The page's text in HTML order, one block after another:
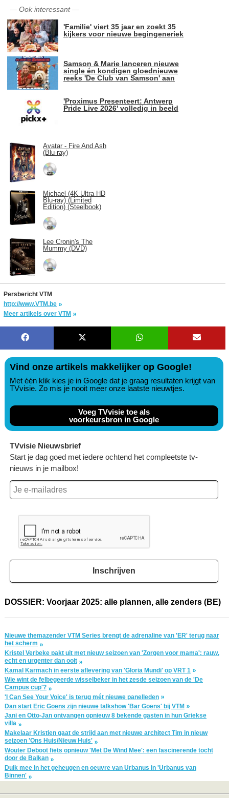
— Ook interessant—
'Familie' viert 35 jaar en zoekt 35
kijkers voor nieuwe begingeneriek
Samson & Marie lanceren nieuwe
single én kondigen gloednieuwe
reeks 'De Club van Samson' aan
'Proximus Presenteert: Antwerp
Pride Live 2026' volledig in beeld
Avatar - Fire And Ash
(Blu-ray)
Michael (4K Ultra HD
Blu-ray) (Limited
Edition) (Steelbook)
Lee Cronin's The
Mummy (DVD)
Persbericht VTM
http://www.VTM.be
Meer artikels over VTM
Vind onze artikels makkelijker op Google!
Met één klik kies je in Google dat je graag resultaten krijgt van
TVvisie. Zo mis je nooit meer onze laatste nieuwtjes.
Voeg TVvisie toe als
voorkeursbron in Google
TVvisie Nieuwsbrief
Start je dag goed met iedere ochtend het compleetste tv-
nieuws in je mailbox!
Inschrijven
DOSSIER: Voorjaar 2025: alle plannen, alle zenders (BE)
Nieuwe themazender VTM Series brengt de adrenaline van 'ER' terug naar
het scherm
Kristel Verbeke pakt uit met nieuw seizoen van 'Zorgen voor mama': rauw,
echt en urgenter dan ooit
Kamal Karmach in eerste aflevering van 'Gloria Mundi' op VRT 1
Wie wint de felbegeerde wisselbeker in het zesde seizoen van de 'De
Campus cup'?
'I Can See Your Voice' is terug mét nieuwe panelleden
Dan start Eric Goens zijn nieuwe talkshow 'Bar Goens' bij VTM
Jani en Otto-Jan ontvangen opnieuw 8 bekende gasten in hun Griekse
villa
Makelaar Kristien gaat de strijd aan met nieuwe architect Tim in nieuw
seizoen 'Ons Huis/Nieuw Huis'
Wouter Deboot fiets opnieuw 'Met De Wind Mee': een fascinerende tocht
door de Balkan
Duik mee in het geheugen en oeuvre van Urbanus in 'Urbanus van
Binnen'